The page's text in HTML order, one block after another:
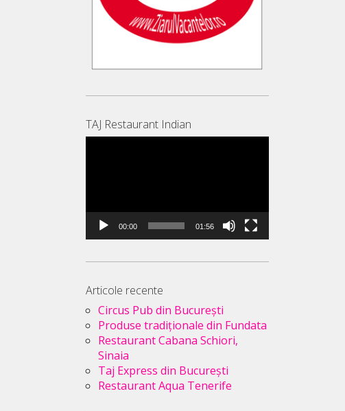
TAJ Restaurant Indian
00:00 01:56
Articole recente
Circus Pub din București
Produse tradiționale din Fundata
Restaurant Cabana Schiori,
Sinaia
Taj Express din București
Restaurant Aqua Tenerife